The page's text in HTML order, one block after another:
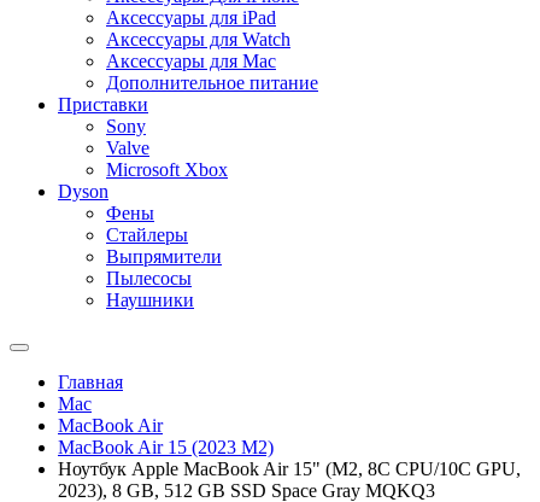
Аксессуары для iPad
Аксессуары для Watch
Аксессуары для Mac
Дополнительное питание
Приставки
Sony
Valve
Microsoft Xbox
Dyson
Фены
Стайлеры
Выпрямители
Пылесосы
Наушники
Главная
Mac
MacBook Air
MacBook Air 15 (2023 M2)
Ноутбук Apple MacBook Air 15" (M2, 8C CPU/10C GPU,
2023), 8 GB, 512 GB SSD Space Gray MQKQ3